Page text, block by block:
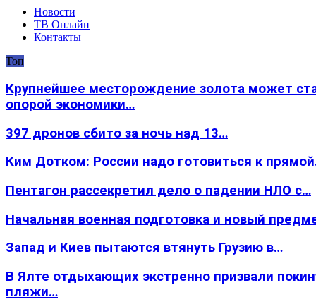
Новости
ТВ Онлайн
Контакты
Топ
Крупнейшее месторождение золота может
опорой экономики…
397 дронов сбито за ночь над 13…
Ким Дотком: России надо готовиться к
Пентагон рассекретил дело о падении НЛО с…
Начальная военная подготовка и новый
Запад и Киев пытаются втянуть Грузию в…
В Ялте отдыхающих экстренно призвали
пляжи…